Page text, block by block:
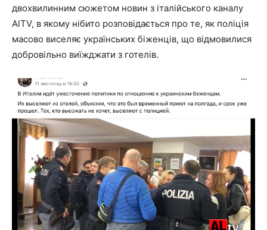
двохвилинним сюжетом новин з італійського каналу
AlTV, в якому нібито розповідається про те, як поліція
масово виселяє українських біженців, що відмовилися
добровільно виїжджати з готелів.